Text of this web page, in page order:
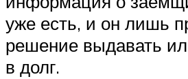
уже есть, и он лишь
решение выдавать
в долг.